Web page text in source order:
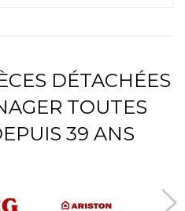
DÉTACHÉES
TOUTES
39 ANS